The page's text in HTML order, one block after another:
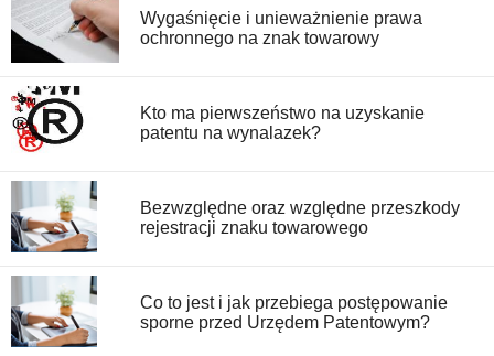
Wygaśnięcie i unieważnienie prawa
ochronnego na znak towarowy
Kto ma pierwszeństwo na uzyskanie
patentu na wynalazek?
Bezwzględne oraz względne przeszkody
rejestracji znaku towarowego
Co to jest i jak przebiega postępowanie
sporne przed Urzędem Patentowym?